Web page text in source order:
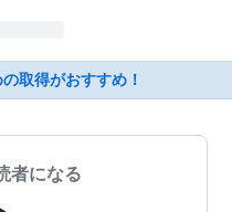
取得がおすすめ！
者になる